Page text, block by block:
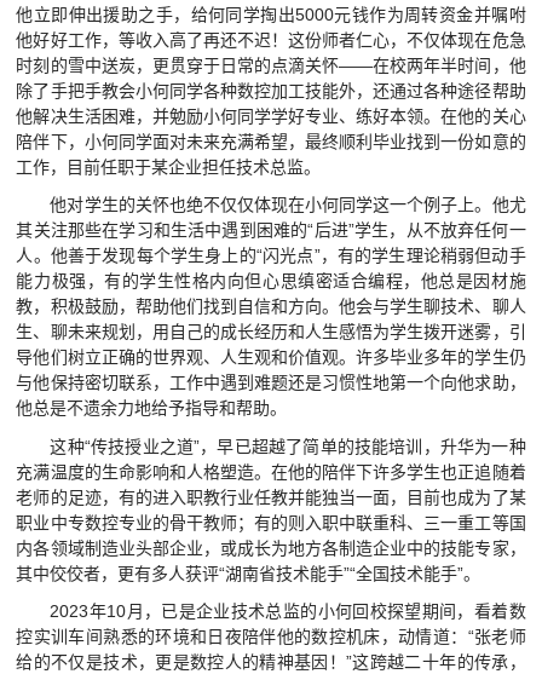
他立即伸出援助之手，给何同学掏出5000元钱作为周转资金并嘱咐
他好好工作，等收入高了再还不迟！这份师者仁心，不仅体现在危急
时刻的雪中送炭，更贯穿于日常的点滴关怀——在校两年半时间，他
除了手把手教会小何同学各种数控加工技能外，还通过各种途径帮助
他解决生活困难，并勉励小何同学学好专业、练好本领。在他的关心
陪伴下，小何同学面对未来充满希望，最终顺利毕业找到一份如意的
工作，目前任职于某企业担任技术总监。
他对学生的关怀也绝不仅仅体现在小何同学这一个例子上。他尤
其关注那些在学习和生活中遇到困难的“后进”学生，从不放弃任何一
人。他善于发现每个学生身上的“闪光点”，有的学生理论稍弱但动手
能力极强，有的学生性格内向但心思缜密适合编程，他总是因材施
教，积极鼓励，帮助他们找到自信和方向。他会与学生聊技术、聊人
生、聊未来规划，用自己的成长经历和人生感悟为学生拨开迷雾，引
导他们树立正确的世界观、人生观和价值观。许多毕业多年的学生仍
与他保持密切联系，工作中遇到难题还是习惯性地第一个向他求助，
他总是不遗余力地给予指导和帮助。
这种“传技授业之道”，早已超越了简单的技能培训，升华为一种
充满温度的生命影响和人格塑造。在他的陪伴下许多学生也正追随着
老师的足迹，有的进入职教行业任教并能独当一面，目前也成为了某
职业中专数控专业的骨干教师；有的则入职中联重科、三一重工等国
内各领域制造业头部企业，或成长为地方各制造企业中的技能专家，
其中佼佼者，更有多人获评“湖南省技术能手”“全国技术能手”。
2023年10月，已是企业技术总监的小何回校探望期间，看着数
控实训车间熟悉的环境和日夜陪伴他的数控机床，动情道：“张老师
给的不仅是技术，更是数控人的精神基因！”这跨越二十年的传承，